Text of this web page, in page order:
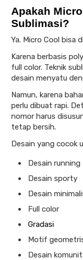
Apakah
Sublimasi?
Ya. Micro Cool bisa
Karena berbasis
full color. Teknik
desain menyatu
Namun, karena
perlu dibuat rapi.
nomor harus
tetap bersih.
Desain yang cocok
Desain running
Desain sporty
Desain
Full color
Gradasi
Motif
Desain